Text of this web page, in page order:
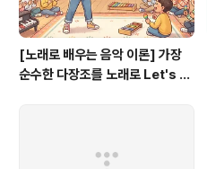
[노래로 배우는 음악 이론] 가장
순수한 다장조를 노래로 Let's G